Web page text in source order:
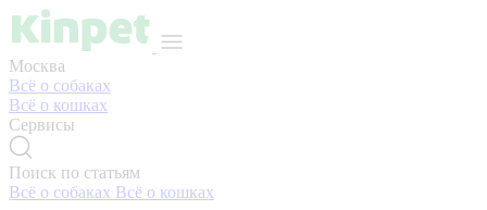
Москва
Всё о собаках
Всё о кошках
Сервисы
Поиск по статьям
Всё о собаках Всё о кошках